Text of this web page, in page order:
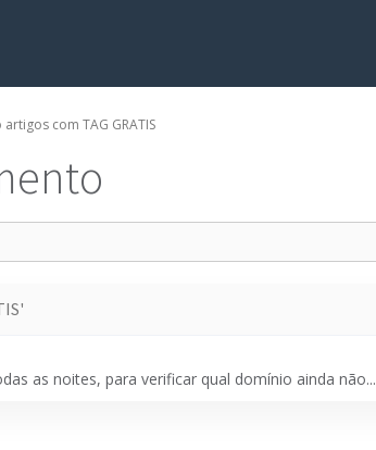
com TAG GRATIS
as noites, para verificar qual domínio ainda não...